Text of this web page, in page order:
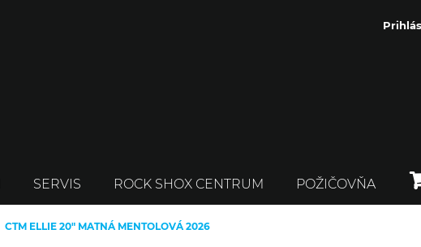
SERVIS ROCK SHOX CENTRUM POŽIČOVŇA
CTM ELLIE 20" MATNÁ MENTOLOVÁ 2026